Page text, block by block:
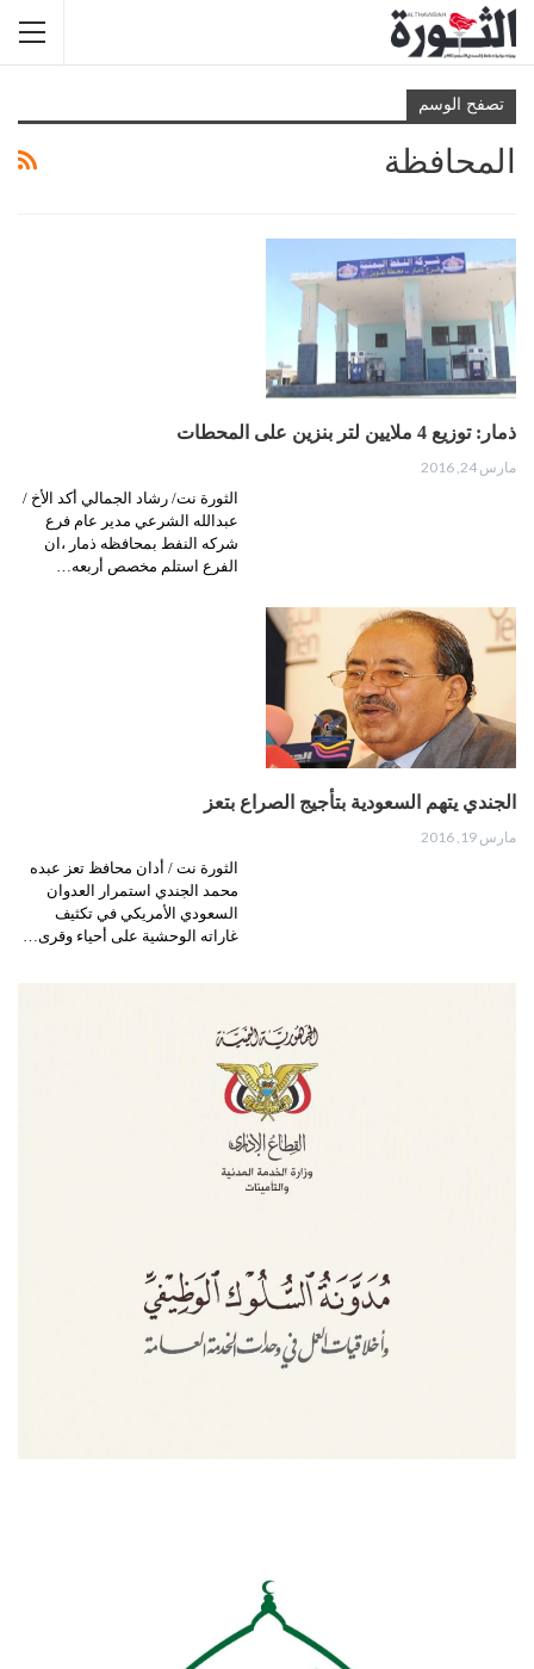
تصفح الوسم
المحافظة
ذمار: توزيع 4 ملايين لتر بنزين على المحطات
مارس 24, 2016
الثورة نت/ رشاد الجمالي أكد الأخ /
عبدالله الشرعي مدير عام فرع
شركه النفط بمحافظه ذمار ،ان
الفرع استلم مخصص أربعه…
الجندي يتهم السعودية بتأجيج الصراع بتعز
مارس 19, 2016
الثورة نت / أدان محافظ تعز عبده
محمد الجندي استمرار العدوان
السعودي الأمريكي في تكثيف
غاراته الوحشية على أحياء وقرى…